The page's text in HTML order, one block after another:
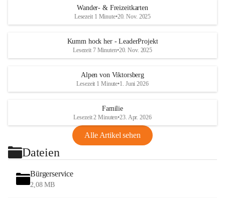
Wander- & Freizeitkarten
Lesezeit 1 Minute•20. Nov. 2025
Kumm hock her - LeaderProjekt
Lesezeit 7 Minuten•20. Nov. 2025
Alpen von Viktorsberg
Lesezeit 1 Minute•1. Juni 2026
Familie
Lesezeit 2 Minuten•23. Apr. 2026
Alle Artikel sehen
Dateien
Bürgerservice
2,08 MB